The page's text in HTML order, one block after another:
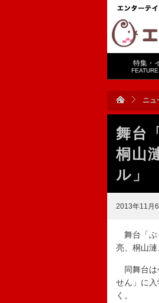
特集・
ニュ
舞台
桐山
ル」
2013年11月
舞台「ぶ
亮、桐山漣
同舞台は
せん」に
く。